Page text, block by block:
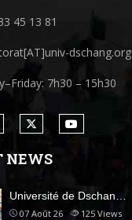
45 13 81
dschang.org
7h30 – 15h30
NEWS
Université de Dschan…
07 Août 26 125 Views